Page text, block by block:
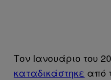
Τον Ιανουάριο του
καταδικάστηκε από